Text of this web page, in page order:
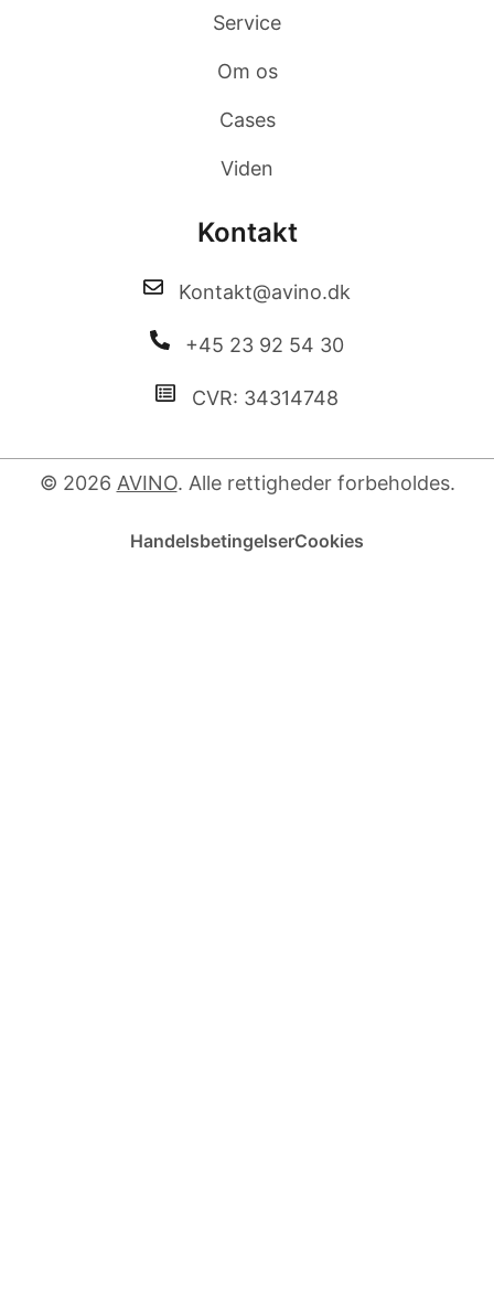
Service
Om os
Cases
Viden
Kontakt
Kontakt@avino.dk
+45 23 92 54 30
CVR: 34314748
© 2026 AVINO. Alle rettigheder forbeholdes.
HandelsbetingelserCookies